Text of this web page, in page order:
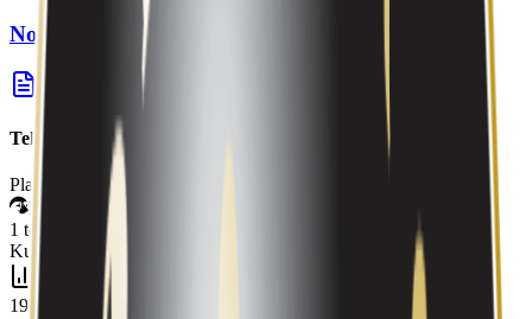
Norsk Dekor AS - Din profilleverandør
contact
Teknologier
Plattform
PrestaShop
1 teknologier
Kun på Companybook
Regnskap
1998–2025
28